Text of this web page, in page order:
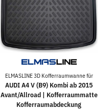
ELMASLINE 3D Kofferraumwanne für
AUDI A4 V (B9) Kombi ab 2015
Avant/Allroad | Kofferraummatte
Kofferraumabdeckung